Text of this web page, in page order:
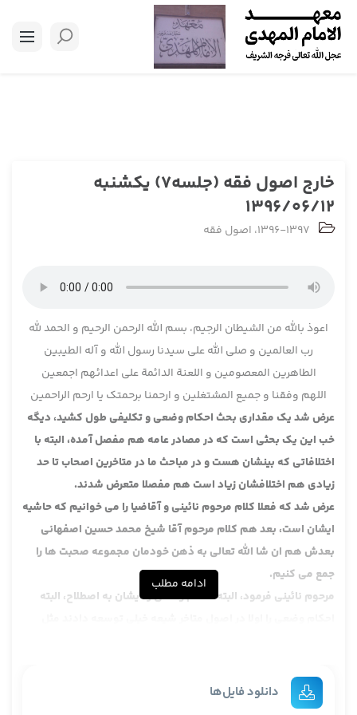
خارج اصول فقه (جلسه7) یکشنبه
1396/06/12
1396-1397، اصول فقه
اعوذ بالله من الشیطان الرجیم، بسم الله الرحمن الرحیم و الحمد لله
رب العالمین و صلی الله علی سیدنا رسول الله و آله الطیبین
الطاهرین المعصومین و اللعنة الدائمة علی اعدائهم اجمعین
اللهم وفقنا و جمیع المشتغلین و ارحمنا برحمتک یا ارحم الراحمین
عرض شد یک مقداری بحث احکام وضعی و تکلیفی طول کشید، دیگه
خب این یک بحثی است که در مصادر عامه هم مفصل آمده، البته با
اختلافاتی که بینشان هست و در مباحث ما در متاخرین اصحاب تا حد
زیادی هم اختلافشان زیاد است هم مفصلا متعرض شدند.
عرض شد که فعلا کلام مرحوم نائینی و آقاضیا را می خوانیم که حاشیه
ایشان است، بعد هم کلام مرحوم آقا شیخ محمد حسین اصفهانی
بعدش هم ان شا الله تعالی به ذهن خودمان مجموعه صحبت ها را
جمع می کنیم.
مرحوم نائینی فرمود، البته احکام وضعی را ایشان به اصطلاح، البته
کردند مسئله سببیت را، در عده ای از کتب همین سه تا آمده سببیت و
مانعیت و شرطیت، عده ای هم چهار تا نوشتند، اضافه بر آن ها
ادامه مطلب
دانلود فایل‌ها